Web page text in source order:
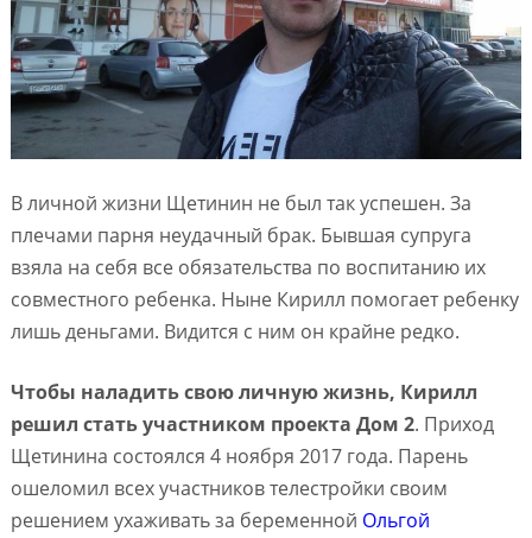
В личной жизни Щетинин не был так успешен. За
плечами парня неудачный брак. Бывшая супруга
взяла на себя все обязательства по воспитанию их
совместного ребенка. Ныне Кирилл помогает ребенку
лишь деньгами. Видится с ним он крайне редко.
Чтобы наладить свою личную жизнь, Кирилл
решил стать участником проекта Дом 2. Приход
Щетинина состоялся 4 ноября 2017 года. Парень
ошеломил всех участников телестройки своим
решением ухаживать за беременной Ольгой